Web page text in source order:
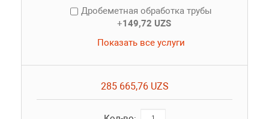
Дробеметная обработка трубы
+149,72 UZS
Показать все услуги
285 665,76 UZS